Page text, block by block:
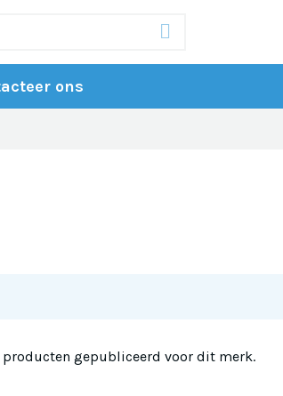
ons
producten gepubliceerd voor dit merk.